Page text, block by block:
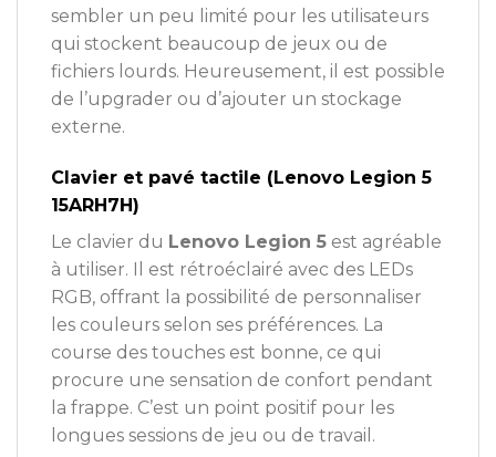
sembler un peu limité pour les utilisateurs
qui stockent beaucoup de jeux ou de
fichiers lourds. Heureusement, il est possible
de l’upgrader ou d’ajouter un stockage
externe.
Clavier et pavé tactile (Lenovo Legion 5
15ARH7H)
Le clavier du Lenovo Legion 5 est agréable
à utiliser. Il est rétroéclairé avec des LEDs
RGB, offrant la possibilité de personnaliser
les couleurs selon ses préférences. La
course des touches est bonne, ce qui
procure une sensation de confort pendant
la frappe. C’est un point positif pour les
longues sessions de jeu ou de travail.